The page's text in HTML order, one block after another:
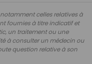
celles relatives à
fournies à titre indicatif et
un traitement ou une
à consulter un médecin ou
question relative à son